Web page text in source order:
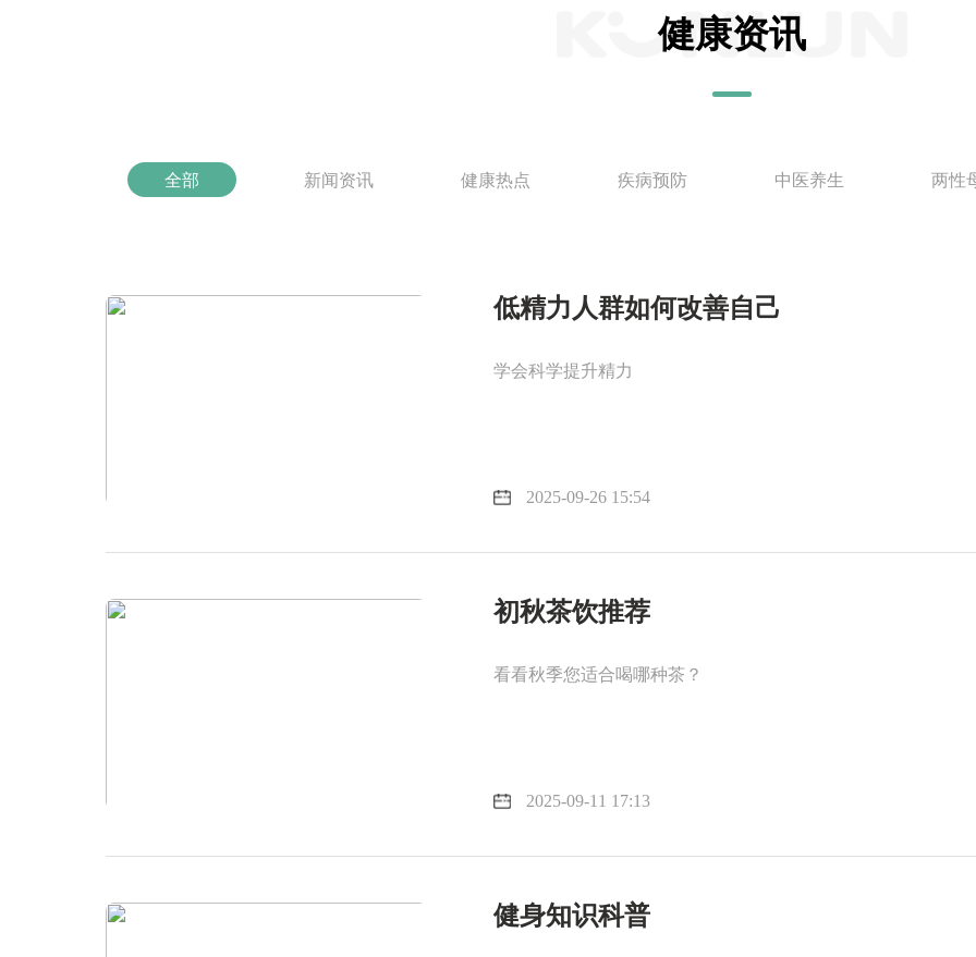
健康资讯
全部 新闻资讯 健康热点 疾病预防 中医养生 两性
低精力人群如何改善自己
学会科学提升精力
2025-09-26 15:54
初秋茶饮推荐
看看秋季您适合喝哪种茶？
2025-09-11 17:13
健身知识科普